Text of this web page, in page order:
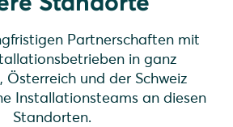
Partnerschaften mit
in ganz
Österreich und der Schweiz
Installationsteams an diesen
Standorten.